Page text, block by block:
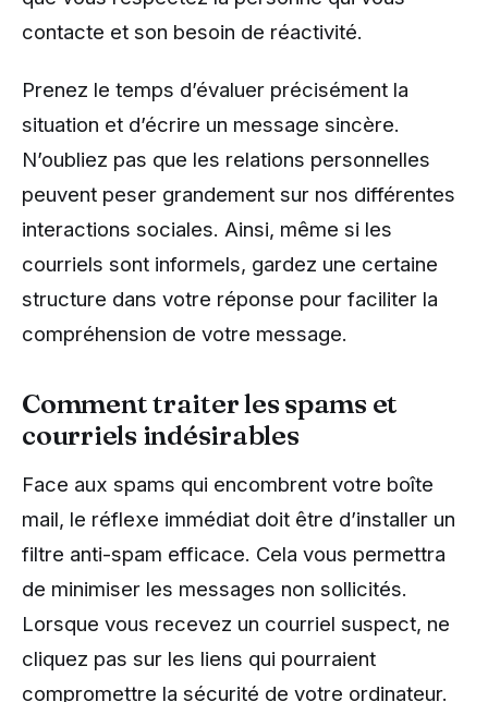
contacte et son besoin de réactivité.
Prenez le temps d’évaluer précisément la
situation et d’écrire un message sincère.
N’oubliez pas que les relations personnelles
peuvent peser grandement sur nos différentes
interactions sociales. Ainsi, même si les
courriels sont informels, gardez une certaine
structure dans votre réponse pour faciliter la
compréhension de votre message.
Comment traiter les spams et
courriels indésirables
Face aux spams qui encombrent votre boîte
mail, le réflexe immédiat doit être d’installer un
filtre anti-spam efficace. Cela vous permettra
de minimiser les messages non sollicités.
Lorsque vous recevez un courriel suspect, ne
cliquez pas sur les liens qui pourraient
compromettre la sécurité de votre ordinateur.